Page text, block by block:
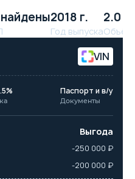
2018 г.
Год выпуска
2.0 л.
Объём
VIN
Паспорт и в/у
Документы
Выгода
-250 000 ₽
-200 000 ₽